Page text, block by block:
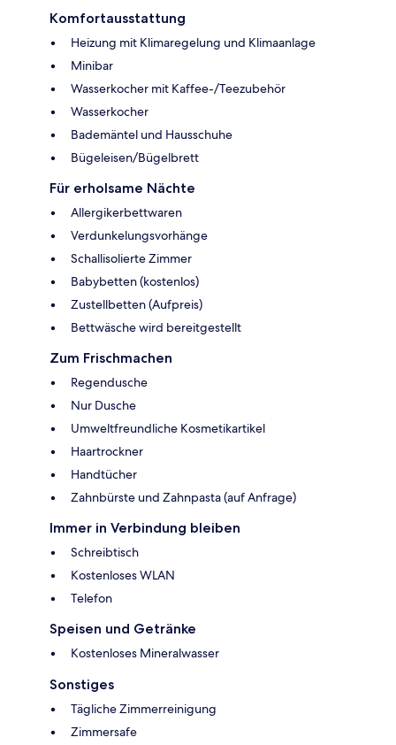
Komfortausstattung
Heizung mit Klimaregelung und Klimaanlage
Minibar
Wasserkocher mit Kaffee-/Teezubehör
Wasserkocher
Bademäntel und Hausschuhe
Bügeleisen/Bügelbrett
Für erholsame Nächte
Allergikerbettwaren
Verdunkelungsvorhänge
Schallisolierte Zimmer
Babybetten (kostenlos)
Zustellbetten (Aufpreis)
Bettwäsche wird bereitgestellt
Zum Frischmachen
Regendusche
Nur Dusche
Umweltfreundliche Kosmetikartikel
Haartrockner
Handtücher
Zahnbürste und Zahnpasta (auf Anfrage)
Immer in Verbindung bleiben
Schreibtisch
Kostenloses WLAN
Telefon
Speisen und Getränke
Kostenloses Mineralwasser
Sonstiges
Tägliche Zimmerreinigung
Zimmersafe